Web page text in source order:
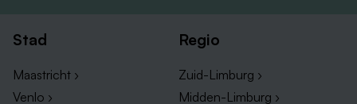
Heb je interesse? Ben je ervan overtuigd dat dit de
juiste baan voor jou is, upload dan je documenten.
Stad
Maastricht ›
Venlo ›
Regio
Zuid-Limburg ›
Midden-Limburg ›